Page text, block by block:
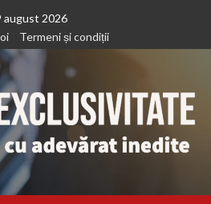
august 2026
Termeni și condiții